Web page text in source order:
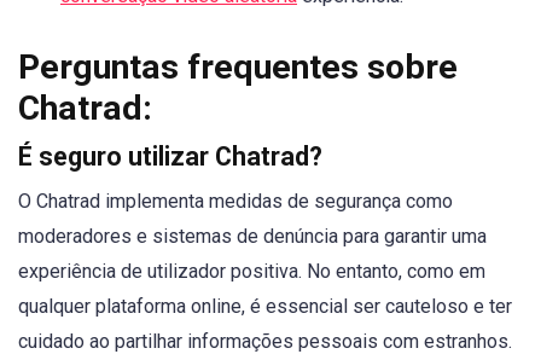
Perguntas frequentes sobre
Chatrad:
É seguro utilizar Chatrad?
O Chatrad implementa medidas de segurança como
moderadores e sistemas de denúncia para garantir uma
experiência de utilizador positiva. No entanto, como em
qualquer plataforma online, é essencial ser cauteloso e ter
cuidado ao partilhar informações pessoais com estranhos.